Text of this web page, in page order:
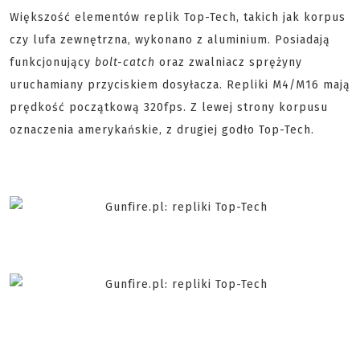
Większość elementów replik Top-Tech, takich jak korpus
czy lufa zewnętrzna, wykonano z aluminium. Posiadają
funkcjonujący bolt-catch oraz zwalniacz sprężyny
uruchamiany przyciskiem dosyłacza. Repliki M4/M16 mają
prędkość początkową 320fps. Z lewej strony korpusu
oznaczenia amerykańskie, z drugiej godło Top-Tech.